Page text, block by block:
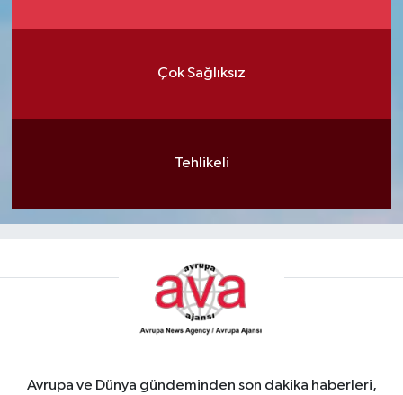
Çok Sağlıksız
Tehlikeli
Avrupa ve Dünya gündeminden son dakika haberleri,